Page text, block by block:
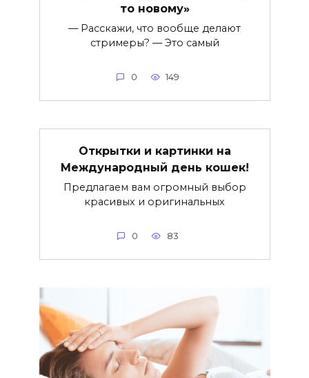
то новому»
— Расскажи, что вообще делают
стримеры? — Это самый
0 149
Открытки и картинки на
Международный день кошек!
Предлагаем вам огромный выбор
красивых и оригинальных
0 83